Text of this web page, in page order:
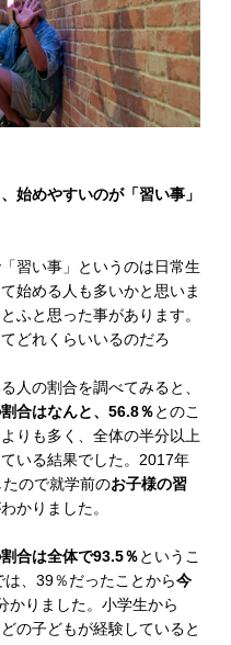
始めやすいのが「習い事」
習い事」というのは日常生
始める人も多いかと思いま
ふと思った事があります。
どれくらいいるのだろ
人の割合を調べてみると、
合はなんと、56.8％とのこ
りも多く、全体の半分以上
いる結果でした。2017年
ので就学前のお子様の習
かりました。
合は全体で93.5％というこ
、39％だったことから今
かりました。小学生から
の子どもが経験していると